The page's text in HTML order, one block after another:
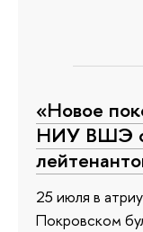
«Новое
НИУ ВШЭ
25 июля в
Покровском